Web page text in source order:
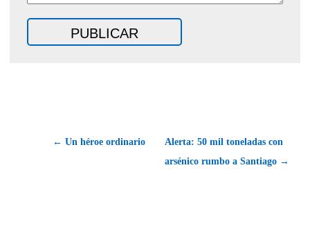
← Un héroe ordinario
Alerta: 50 mil toneladas con
arsénico rumbo a Santiago →